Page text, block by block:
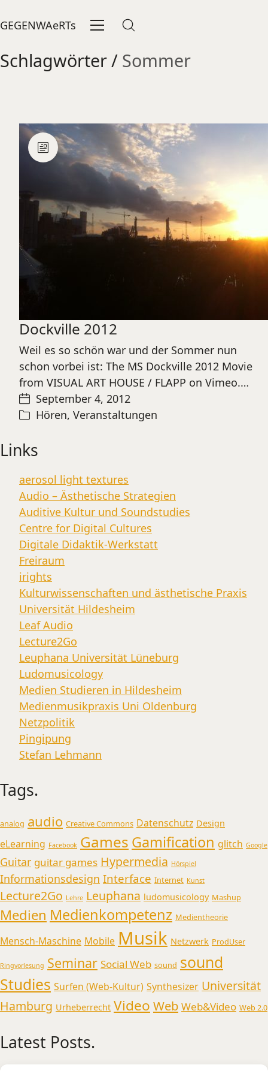
GEGENWAeRTs
Schlagwörter / Sommer
Dockville 2012
Weil es so schön war und der Sommer nun
schon vorbei ist: The MS Dockville 2012 Movie
from VISUAL ART HOUSE / FLAPP on Vimeo.…
September 4, 2012
Hören, Veranstaltungen
Links
aerosol light textures
Audio – Ästhetische Strategien
Auditive Kultur und Soundstudies
Centre for Digital Cultures
Digitale Didaktik-Werkstatt
Freiraum
irights
Kulturwissenschaften und ästhetische Praxis
Universität Hildesheim
Leaf Audio
Lecture2Go
Leuphana Universität Lüneburg
Ludomusicology
Medien Studieren in Hildesheim
Medienmusikpraxis Uni Oldenburg
Netzpolitik
Pingipung
Stefan Lehmann
Tags.
analog audio Creative Commons Datenschutz Design
eLearning Facebook Games Gamification glitch Google
Guitar guitar games Hypermedia Hörspiel
Informationsdesign Interface Internet Kunst
Lecture2Go Lehre Leuphana ludomusicology Mashup
Medien Medienkompetenz Medientheorie
Mensch-Maschine Mobile Musik Netzwerk ProdUser
Ringvorlesung Seminar Social Web sound sound
Studies Surfen (Web-Kultur) Synthesizer Universität
Hamburg Urheberrecht Video Web Web&Video Web 2.0
Latest Posts.